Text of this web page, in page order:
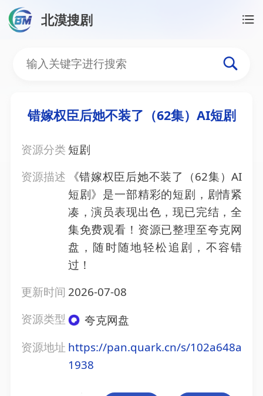
北漠搜剧
错嫁权臣后她不装了（62
错嫁权臣后她不装了（62集）AI短剧
资源分类 短剧
资源描述
《错嫁权臣后她不装了（62集）AI
短剧》是一部精彩的短剧，剧情紧
凑，演员表现出色，现已完结，全
集免费观看！资源已整理至夸克网
盘，随时随地轻松追剧，不容错
过！
更新时间 2026-07-08
资源类型
夸克网盘
资源地址 https://pan.quark.cn/s/102a648a
1938